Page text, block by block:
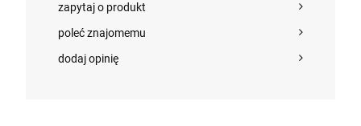
zapytaj o produkt
poleć znajomemu
dodaj opinię